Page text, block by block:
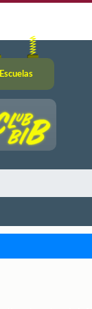
Escuelas